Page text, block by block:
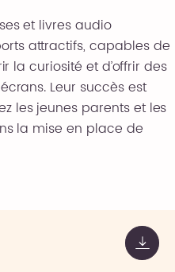
et livres audio
attractifs, capables de
la curiosité et d’offrir des
Leur succès est
les jeunes parents et les
la mise en place de